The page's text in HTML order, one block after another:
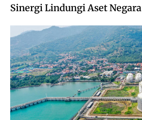
Sinergi Lindungi Aset Negara